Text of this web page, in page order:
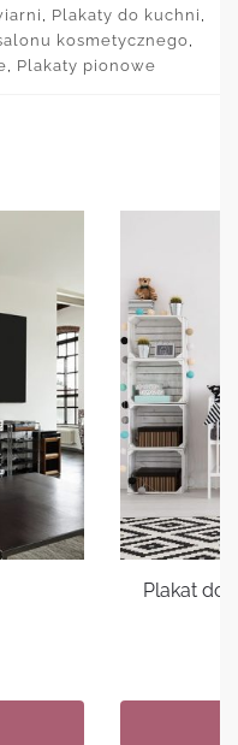
Plakaty do kuchni
kosmetycznego
Plakaty pionowe
Plakat do